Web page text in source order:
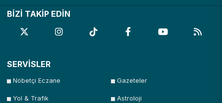
BİZİ TAKİP EDİN
SERVİSLER
Nöbetçi Eczane Gazeteler
Yol & Trafik Astroloji